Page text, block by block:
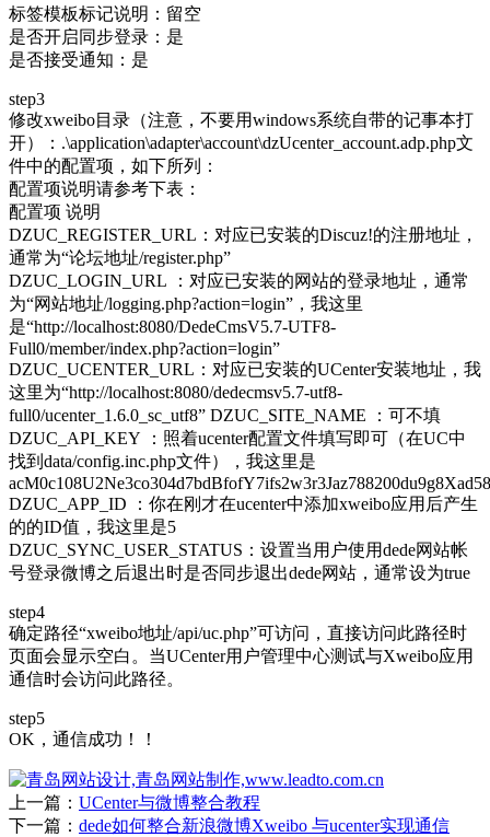
标签模板标记说明：留空
是否开启同步登录：是
是否接受通知：是
step3
修改xweibo目录（注意，不要用windows系统自带的记事本打
开）：.\application\adapter\account\dzUcenter_account.adp.php文
件中的配置项，如下所列：
配置项说明请参考下表：
配置项 说明
DZUC_REGISTER_URL：对应已安装的Discuz!的注册地址，
通常为“论坛地址/register.php”
DZUC_LOGIN_URL ：对应已安装的网站的登录地址，通常
为“网站地址/logging.php?action=login”，我这里
是“http://localhost:8080/DedeCmsV5.7-UTF8-
Full0/member/index.php?action=login”
DZUC_UCENTER_URL：对应已安装的UCenter安装地址，我
这里为“http://localhost:8080/dedecmsv5.7-utf8-
full0/ucenter_1.6.0_sc_utf8” DZUC_SITE_NAME ：可不填
DZUC_API_KEY ：照着ucenter配置文件填写即可（在UC中
找到data/config.inc.php文件），我这里是
DZUC_APP_ID ：你在刚才在ucenter中添加xweibo应用后产生
的的ID值，我这里是5
DZUC_SYNC_USER_STATUS：设置当用户使用dede网站帐
号登录微博之后退出时是否同步退出dede网站，通常设为true
step4
确定路径“xweibo地址/api/uc.php”可访问，直接访问此路径时
页面会显示空白。当UCenter用户管理中心测试与Xweibo应用
通信时会访问此路径。
step5
OK，通信成功！！
上一篇： UCenter与微博整合教程
下一篇： dede如何整合新浪微博Xweibo 与ucenter实现通信